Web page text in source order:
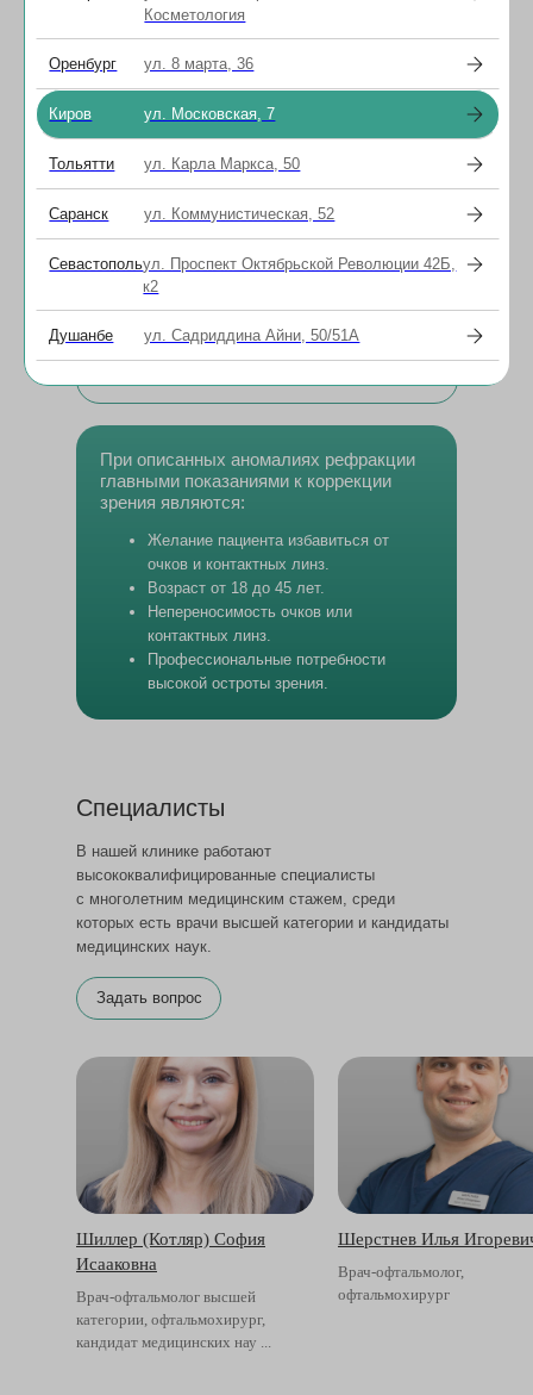
хрусталика глаза.
Симптомы астигматизма:
изображения;
напряжение глаз после чтения или
головные боли после длительной
усталость глаз даже после
непродолжительного чтения или
сложность в определении расстояния
до предметов.
При описанных аномалиях рефракции
главными показаниями к коррекции
зрения являются:
Желание пациента избавиться от
очков и контактных линз.
Возраст от 18 до 45 лет.
Непереносимость очков или
контактных линз.
Профессиональные потребности
высокой остроты зрения.
Специалисты
В нашей клинике работают
высококвалифицированные специалисты
с многолетним медицинским стажем, среди
которых есть врачи высшей категории и кандидаты
медицинских наук.
Задать вопрос
Шиллер (Котляр) София
Исааковна
Врач-офтальмолог высшей
категории, офтальмохирург,
кандидат медицинских нау ...
Шерстнев Илья
Врач-офтальмолог,
офтальмохирург
Косметология
Оренбург ул. 8 марта, 36
Киров ул. Московская, 7
Тольятти ул. Карла Маркса, 50
Саранск ул. Коммунистическая, 52
Севастопольул. Проспект Октябрьской Революции 42Б,
к2
Душанбе ул. Садриддина Айни, 50/51А